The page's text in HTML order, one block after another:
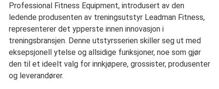
Professional Fitness Equipment, introdusert av den
ledende produsenten av treningsutstyr Leadman Fitness,
representerer det ypperste innen innovasjon i
treningsbransjen. Denne utstyrsserien skiller seg ut med
eksepsjonell ytelse og allsidige funksjoner, noe som gjør
den til et ideelt valg for innkjøpere, grossister, produsenter
og leverandører.